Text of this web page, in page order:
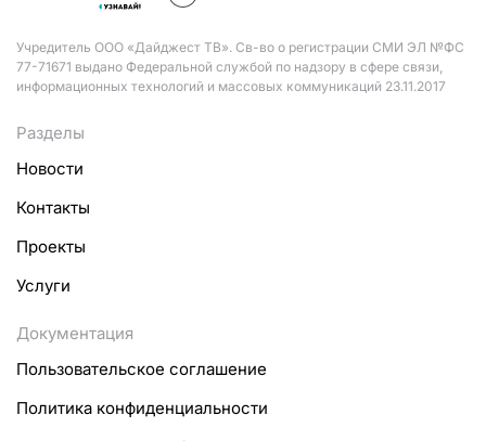
Учредитель ООО «Дайджест ТВ». Св-во о регистрации СМИ ЭЛ №ФС
77-71671 выдано Федеральной службой по надзору в сфере связи,
информационных технологий и массовых коммуникаций 23.11.2017
Разделы
Новости
Контакты
Проекты
Услуги
Документация
Пользовательское соглашение
Политика конфиденциальности